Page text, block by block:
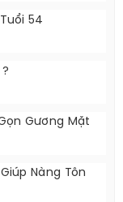
54
Gương Mặt
Nàng Tôn